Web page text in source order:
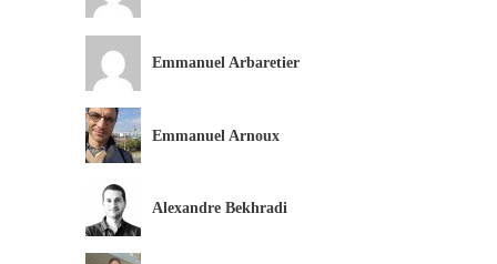
Emmanuel Arbaretier
Emmanuel Arnoux
Alexandre Bekhradi